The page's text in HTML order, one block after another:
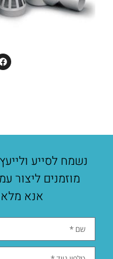
נשמח לסייע
מוזמנים ליצור
אנא